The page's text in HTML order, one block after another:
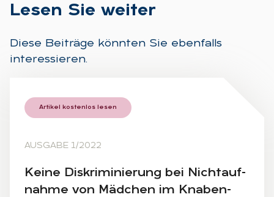
Le­sen Sie wei­ter
Diese Beiträge könnten Sie ebenfalls
interessieren.
Artikel kostenlos lesen
AUSGABE 1/2022
Kei­ne Dis­kri­mi­nie­rung bei Nicht­auf­
nah­me von Mäd­chen im Kna­ben­